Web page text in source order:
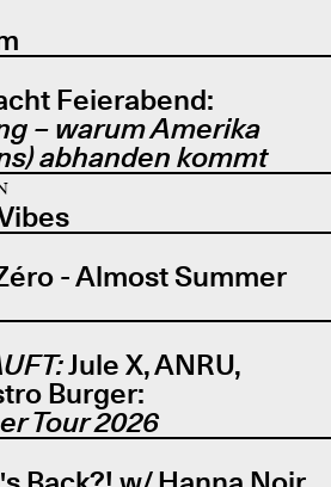
Feierabend:
– warum Amerika
abhanden kommt
- Almost Summer
Jule X, ANRU,
Burger:
Tour 2026